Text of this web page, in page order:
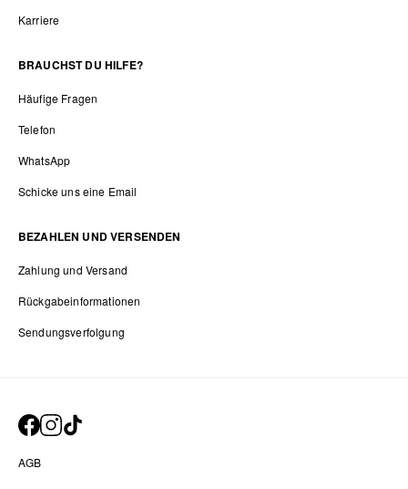
Karriere
BRAUCHST DU HILFE?
Häufige Fragen
Telefon
WhatsApp
Schicke uns eine Email
BEZAHLEN UND VERSENDEN
Zahlung und Versand
Rückgabeinformationen
Sendungsverfolgung
AGB